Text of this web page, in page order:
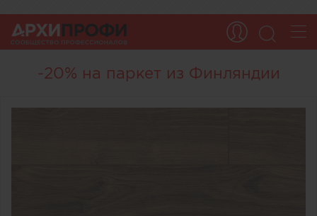
-20% на паркет из Финляндии